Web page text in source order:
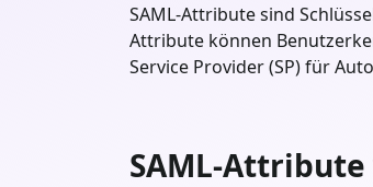
SAML-Attribute sind
Attribute können
Service Provider (SP) für
SAML-